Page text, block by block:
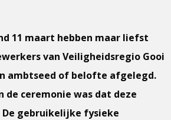
11 maart hebben maar liefst
van Veiligheidsregio Gooi
ambtseed of belofte afgelegd.
de ceremonie was dat deze
gebruikelijke fysieke